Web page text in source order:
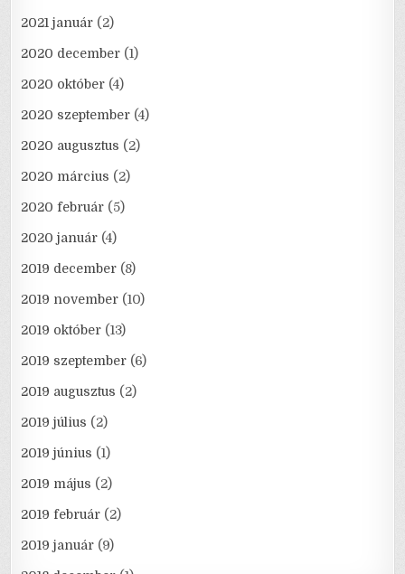
2021 január (2)
2020 december (1)
2020 október (4)
2020 szeptember (4)
2020 augusztus (2)
2020 március (2)
2020 február (5)
2020 január (4)
2019 december (8)
2019 november (10)
2019 október (13)
2019 szeptember (6)
2019 augusztus (2)
2019 július (2)
2019 június (1)
2019 május (2)
2019 február (2)
2019 január (9)